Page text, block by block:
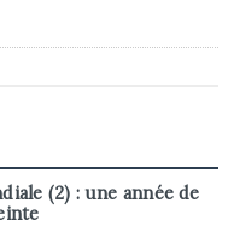
(2) : une année de